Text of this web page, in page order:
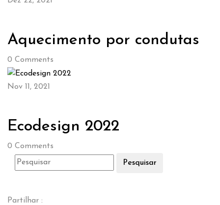
Aquecimento por condutas
0 Comments
Nov 11, 2021
Ecodesign 2022
0 Comments
Pesquisar
Partilhar :